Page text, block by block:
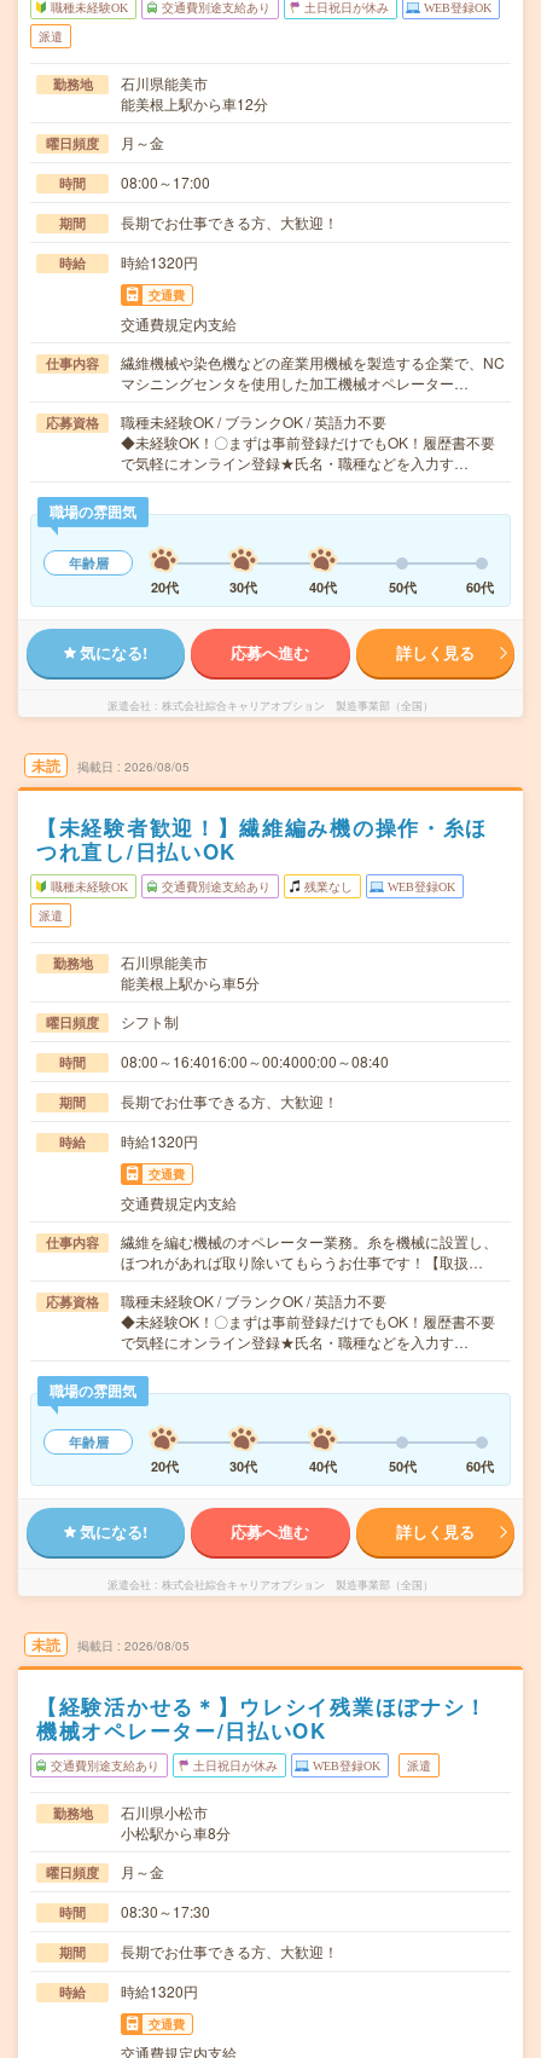
職種未経験OK 交通費別途支給あり 土日祝日が休み WEB登録OK
派遣
勤務地
石川県能美市
能美根上駅から車12分
曜日頻度 月～金
時間 08:00～17:00
期間 長期でお仕事できる方、大歓迎！
時給 時給1320円
交通費
交通費規定内支給
仕事内容
繊維機械や染色機などの産業用機械を製造する企業で、NC
マシニングセンタを使用した加工機械オペレーター…
応募資格
職種未経験OK / ブランクOK / 英語力不要
◆未経験OK！〇まずは事前登録だけでもOK！履歴書不要
で気軽にオンライン登録★氏名・職種などを入力す…
職場の雰囲気
年齢層
20代
30代 40代 50代 60代
気になる! 応募へ進む 詳しく見る
派遣会社 株式会社綜合キャリアオプション 製造事業部（全国）
未読 掲載日 2026/08/05
【未経験者歓迎！】繊維編み機の操作・糸ほ
つれ直し/日払いOK
職種未経験OK 交通費別途支給あり 残業なし WEB登録OK
派遣
勤務地
石川県能美市
能美根上駅から車5分
曜日頻度 シフト制
時間 08:00～16:4016:00～00:4000:00～08:40
期間 長期でお仕事できる方、大歓迎！
時給 時給1320円
交通費
交通費規定内支給
仕事内容
繊維を編む機械のオペレーター業務。糸を機械に設置し、
ほつれがあれば取り除いてもらうお仕事です！【取扱…
応募資格
職種未経験OK / ブランクOK / 英語力不要
◆未経験OK！〇まずは事前登録だけでもOK！履歴書不要
で気軽にオンライン登録★氏名・職種などを入力す…
職場の雰囲気
年齢層
20代
30代 40代 50代 60代
気になる! 応募へ進む 詳しく見る
派遣会社 株式会社綜合キャリアオプション 製造事業部（全国）
未読 掲載日 2026/08/05
【経験活かせる＊】ウレシイ残業ほぼナシ！
機械オペレーター/日払いOK
交通費別途支給あり 土日祝日が休み WEB登録OK 派遣
勤務地
石川県小松市
小松駅から車8分
曜日頻度 月～金
時間 08:30～17:30
期間 長期でお仕事できる方、大歓迎！
時給 時給1320円
交通費
交通費規定内支給